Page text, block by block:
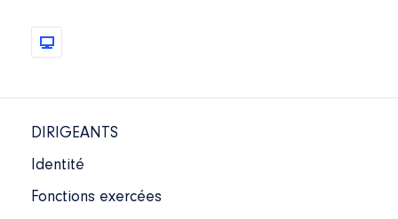
DIRIGEANTS
Identité
Fonctions exercées